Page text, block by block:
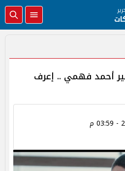
أحمد فهمي .. إعرف